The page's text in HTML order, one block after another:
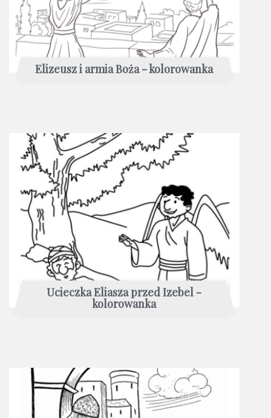
Elizeusz i armia Boża - kolorowanka
Ucieczka Eliasza przed Izebel -
kolorowanka